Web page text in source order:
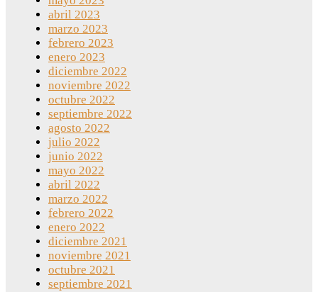
abril 2023
marzo 2023
febrero 2023
enero 2023
diciembre 2022
noviembre 2022
octubre 2022
septiembre 2022
agosto 2022
julio 2022
junio 2022
mayo 2022
abril 2022
marzo 2022
febrero 2022
enero 2022
diciembre 2021
noviembre 2021
octubre 2021
septiembre 2021